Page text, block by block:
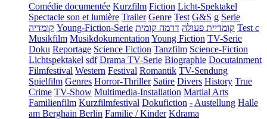
Comédie documentée Kurzfilm Fiction Licht-Spektakel
Spectacle son et lumière Trailer Genre Test G&S g Serie
קומדיה Young-Fiction-Serie קומדיית פעולה דרמה קומית
Test c
Musikfilm Musikdokumentation Young Fiction TV-Serie
Doku Reportage Science Fiction Tanzfilm Science-Fiction
Lichtspektakel sdf Drama TV-Serie Biographie Docutainment
Filmfestival Western Festival Romantik TV-Sendung
Spielfilm Genres Horror-Thriller Satire Divers History True
Crime TV-Show Multimedia-Installation Martial Arts
Familienfilm Kurzfilmfestival Dokufiction - Austellung Halle
am Berghain Berlin Familie / Kinder Kdrama